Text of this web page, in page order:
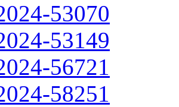
53070
53149
56721
58251